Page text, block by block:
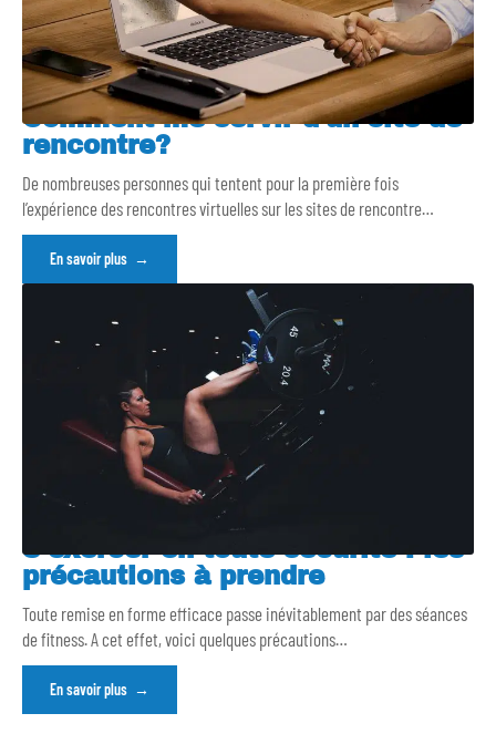
Comment me servir d’un site de
rencontre?
De nombreuses personnes qui tentent pour la première fois
l’expérience des rencontres virtuelles sur les sites de rencontre…
En savoir plus
S’exercer en toute sécurité : les
précautions à prendre
Toute remise en forme efficace passe inévitablement par des séances
de fitness. A cet effet, voici quelques précautions…
En savoir plus